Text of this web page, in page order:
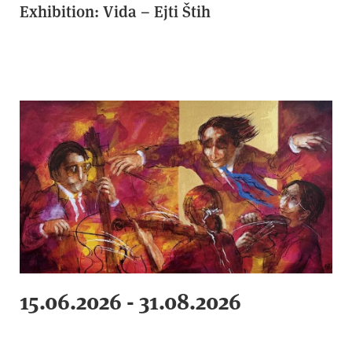
Exhibition: Vida – Ejti Štih
15.06.2026 - 31.08.2026